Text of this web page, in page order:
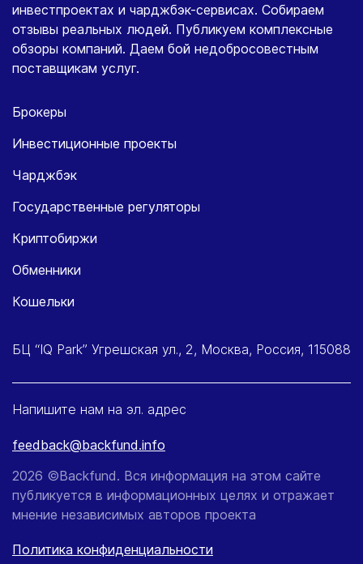
инвестпроектах и чарджбэк-сервисах. Собираем
отзывы реальных людей. Публикуем комплексные
обзоры компаний. Даем бой недобросовестным
поставщикам услуг.
Брокеры
Инвестиционные проекты
Чарджбэк
Государственные регуляторы
Криптобиржи
Обменники
Кошельки
БЦ “IQ Park” Угрешская ул., 2, Москва, Россия, 115088
Напишите нам на эл. адрес
feedback@backfund.info
2026 ©Backfund. Вся информация на этом сайте
публикуется в информационных целях и отражает
мнение независимых авторов проекта
Политика конфиденциальности